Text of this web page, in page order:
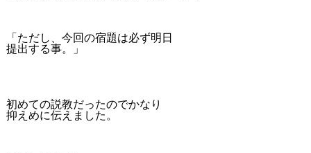
「ただし、今回の宿題は必ず明日
提出する事。」
初めての説教だったのでかなり
抑えめに伝えました。